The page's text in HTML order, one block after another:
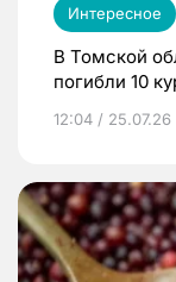
Интересное
В Томской
погибли 10
12:04 / 25.07.26